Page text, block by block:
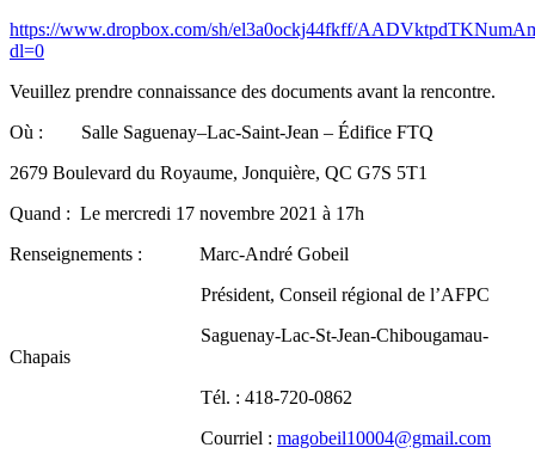
https://www.dropbox.com/sh/el3a0ockj44fkff/
dl=0
Veuillez prendre connaissance des documents avant la rencontre.
Où : Salle Saguenay–Lac-Saint-Jean – Édifice FTQ
2679 Boulevard du Royaume, Jonquière, QC G7S 5T1
Quand : Le mercredi 17 novembre 2021 à 17h
Renseignements : Marc-André Gobeil
Président, Conseil régional de l’AFPC
Saguenay-Lac-St-Jean-Chibougamau-
Chapais
Tél. : 418-720-0862
Courriel : magobeil10004@gmail.com